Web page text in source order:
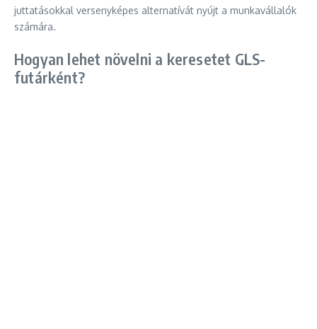
juttatásokkal versenyképes alternatívát nyújt a munkavállalók
számára.
Hogyan lehet növelni a keresetet GLS-
futárként?